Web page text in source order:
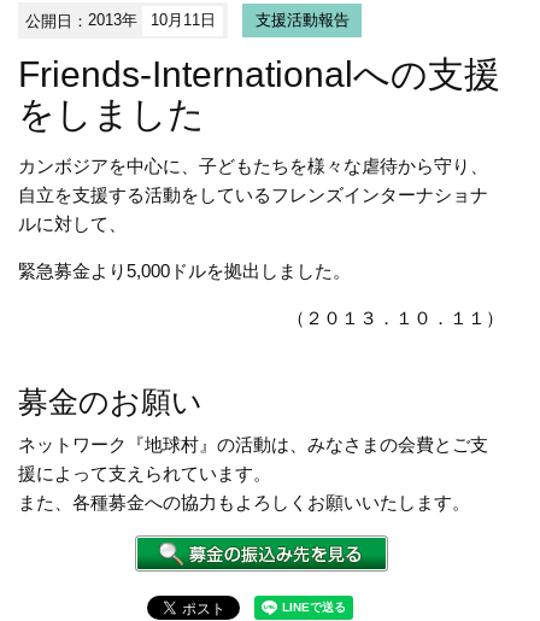
公開日：2013年 10月11日 支援活動報告
Friends-Internationalへの支援
をしました
カンボジアを中心に、子どもたちを様々な虐待から守り、
自立を支援する活動をしているフレンズインターナショナ
ルに対して、
緊急募金より5,000ドルを拠出しました。
（２０１３．１０．１１）
募金のお願い
ネットワーク『地球村』の活動は、みなさまの会費とご支
援によって支えられています。
また、各種募金への協力もよろしくお願いいたします。